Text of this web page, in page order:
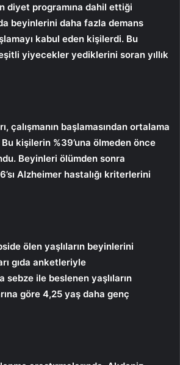
diyet programına dahil ettiği
beyinlerini daha fazla demans
kabul eden kişilerdi. Bu
yiyecekler yediklerini soran yıllık
çalışmanın başlamasından ortalama
kişilerin %39’una ölmeden önce
Beyinleri ölümden sonra
Alzheimer hastalığı kriterlerini
ölen yaşlıların beyinlerini
gıda anketleriyle
sebze ile beslenen yaşlıların
göre 4,25 yaş daha genç